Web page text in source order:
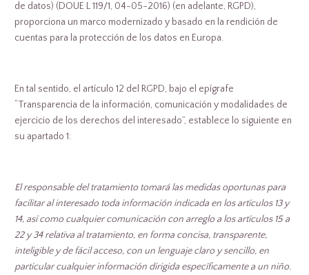
de datos) (DOUE L 119/1, 04-05-2016) (en adelante, RGPD),
proporciona un marco modernizado y basado en la rendición de
cuentas para la protección de los datos en Europa.
En tal sentido, el artículo 12 del RGPD, bajo el epígrafe
“Transparencia de la información, comunicación y modalidades de
ejercicio de los derechos del interesado”, establece lo siguiente en
su apartado 1:
El responsable del tratamiento tomará las medidas oportunas para
facilitar al interesado toda información indicada en los artículos 13 y
14, así como cualquier comunicación con arreglo a los artículos 15 a
22 y 34 relativa al tratamiento, en forma concisa, transparente,
inteligible y de fácil acceso, con un lenguaje claro y sencillo, en
particular cualquier información dirigida específicamente a un niño.